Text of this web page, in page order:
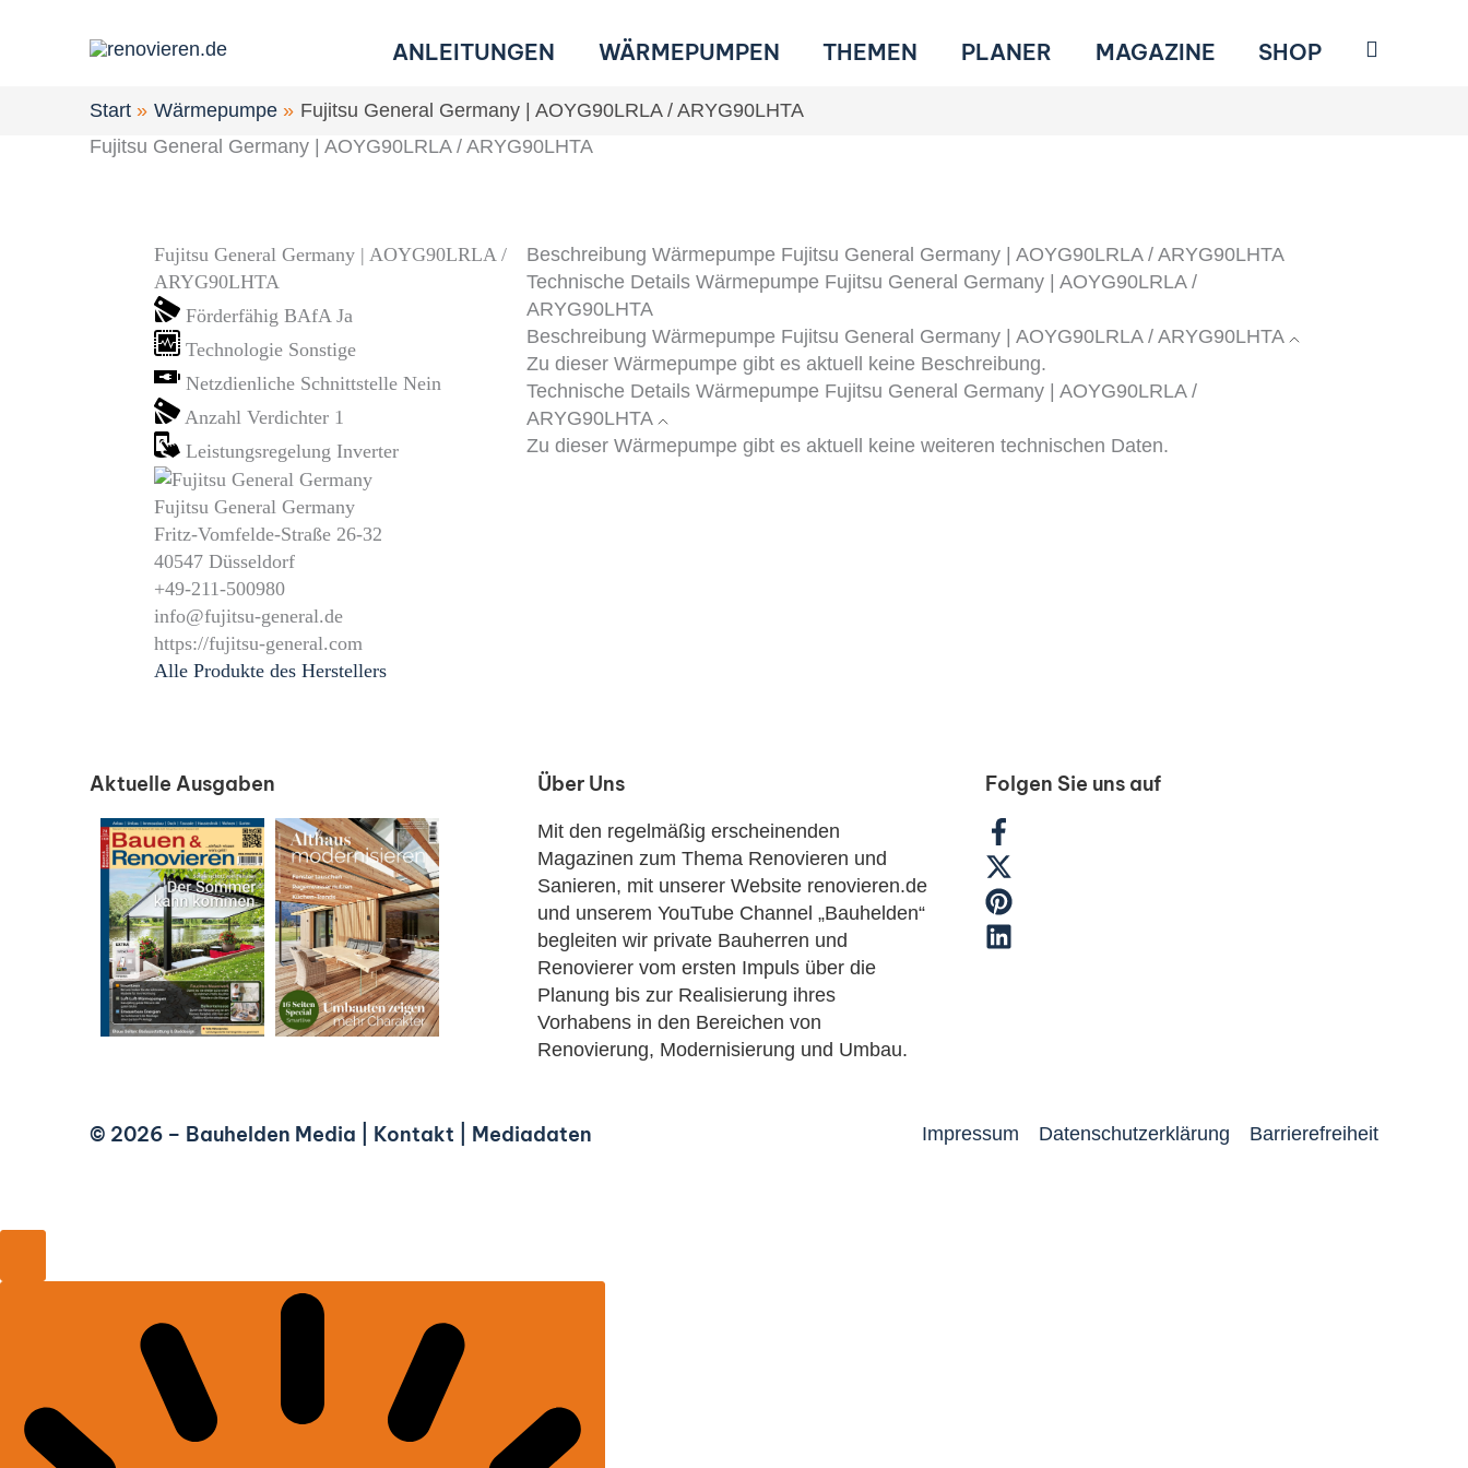
ANLEITUNGEN WÄRMEPUMPEN THEMEN PLANER MAGAZINE SHOP Suchen
Start Wärmepumpe
Fujitsu General Germany | AOYG90LRLA / ARYG90LHTA
Fujitsu General Germany | AOYG90LRLA / ARYG90LHTA
Fujitsu General Germany | AOYG90LRLA /
ARYG90LHTA
Förderfähig BAfA Ja
Technologie Sonstige
Netzdienliche Schnittstelle Nein
Anzahl Verdichter 1
Leistungsregelung Inverter
Fujitsu General Germany
Fritz-Vomfelde-Straße 26-32
40547 Düsseldorf
+49-211-500980
info@fujitsu-general.de
https://fujitsu-general.com
Alle Produkte des Herstellers
Beschreibung Wärmepumpe Fujitsu General Germany | AOYG90LRLA / ARYG90LHTA
Technische Details Wärmepumpe Fujitsu General Germany | AOYG90LRLA /
ARYG90LHTA
Beschreibung Wärmepumpe Fujitsu General Germany | AOYG90LRLA / ARYG90LHTA
Zu dieser Wärmepumpe gibt es aktuell keine Beschreibung.
Technische Details Wärmepumpe Fujitsu General Germany | AOYG90LRLA /
ARYG90LHTA
Zu dieser Wärmepumpe gibt es aktuell keine weiteren technischen Daten.
Aktuelle Ausgaben Über Uns
Mit den regelmäßig erscheinenden
Magazinen zum Thema Renovieren und
Sanieren, mit unserer Website renovieren.de
und unserem YouTube Channel „Bauhelden“
begleiten wir private Bauherren und
Renovierer vom ersten Impuls über die
Planung bis zur Realisierung ihres
Vorhabens in den Bereichen von
Renovierung, Modernisierung und Umbau.
Folgen Sie uns auf
© 2026 – Bauhelden Media Kontakt Mediadaten Impressum Datenschutzerklärung Barrierefreiheit
modal